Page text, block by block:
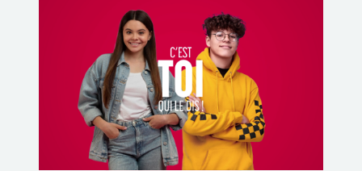
Le Cnam ICSV
Mobilité internationale et
Erasmus
Règlement intérieur
Infos élèves